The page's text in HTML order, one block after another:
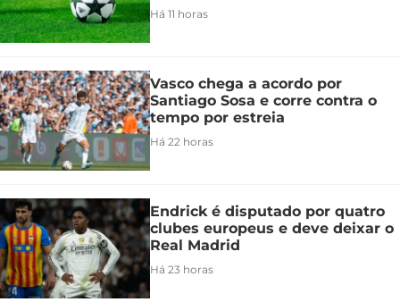
Há 11 horas
Vasco chega a acordo por
Santiago Sosa e corre contra o
tempo por estreia
Há 22 horas
Endrick é disputado por quatro
clubes europeus e deve deixar o
Real Madrid
Há 23 horas